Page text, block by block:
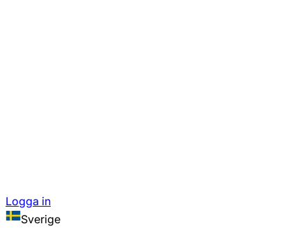
Logga in
Sverige